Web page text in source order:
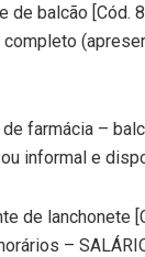
de balcão [Cód.
farmácia –
informal e
de lanchonete
–